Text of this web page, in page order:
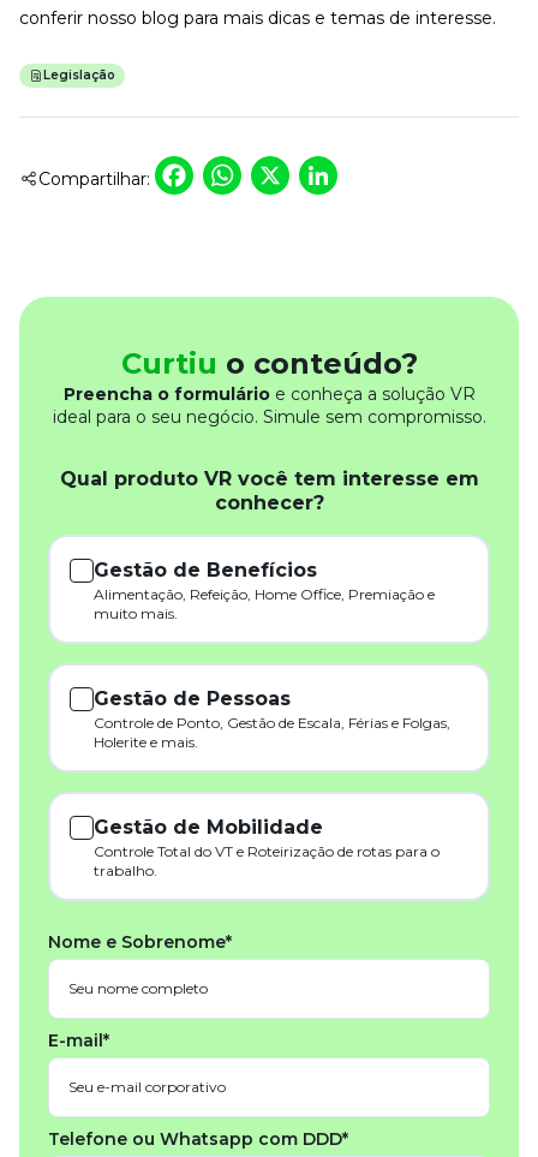
conferir nosso blog para mais dicas e temas de interesse.
Legislação
Compartilhar: Facebook
WhatsApp
X
Curtiu o conteúdo?
Preencha o formulárioe conheça a solução VR
ideal para o seu negócio. Simule sem compromisso.
Qual produto VR você tem interesse em
conhecer?
Gestão de Benefícios
Alimentação, Refeição, Home Office, Premiação e
muito mais.
Gestão de Pessoas
Controle de Ponto, Gestão de Escala, Férias e Folgas,
Holerite e mais.
Gestão de Mobilidade
Controle Total do VT e Roteirização de rotas para o
trabalho.
Nome e Sobrenome*
E-mail*
Telefone ou Whatsapp com DDD*